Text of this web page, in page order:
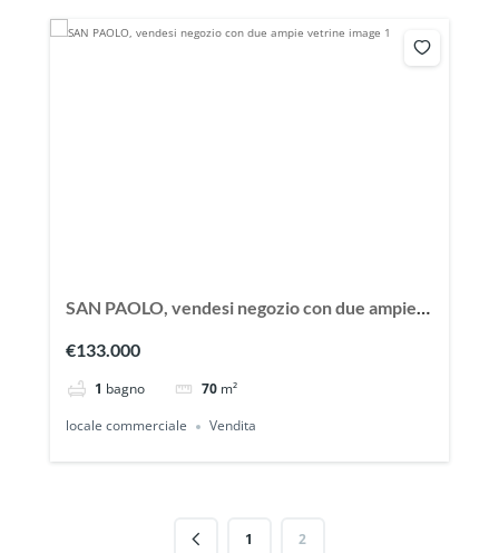
SAN PAOLO, vendesi negozio con due ampie
€133.000
1 bagno 70 m²
locale commerciale
Vendita
1 2